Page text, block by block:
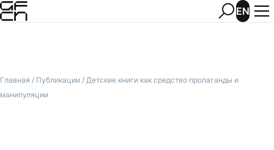
EN
Главная / Публикации / Детские книги как средство пропаганды и
манипуляции